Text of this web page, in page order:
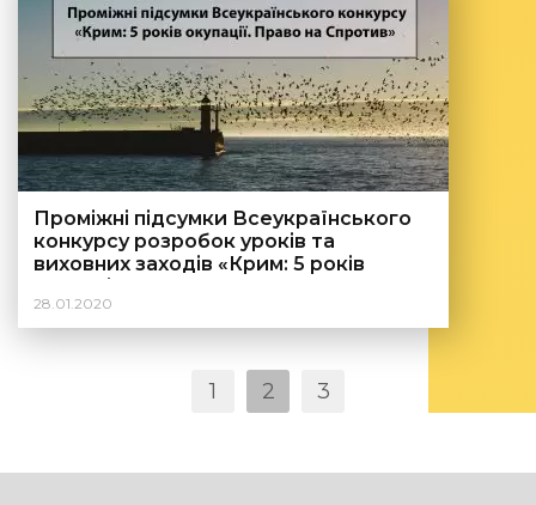
Проміжні підсумки Всеукраїнського
конкурсу розробок уроків та
виховних заходів «Крим: 5 років
окупації. Право на Спротив»
28.01.2020
1 2 3